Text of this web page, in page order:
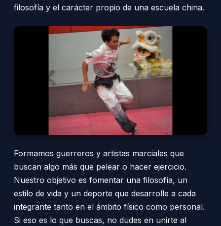
filosofía y el carácter propio de una escuela china.
Formamos guerreros y artistas marciales que
buscan algo más que pelear o hacer ejercicio.
Nuestro objetivo es fomentar una filosofía, un
estilo de vida y un deporte que desarrolle a cada
integrante tanto en el ámbito físico como personal.
Si eso es lo que buscas, no dudes en unirte al